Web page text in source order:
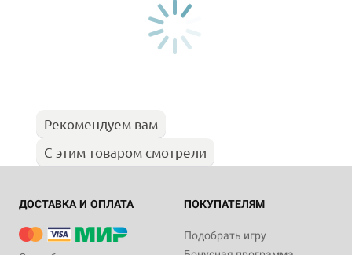
Рекомендуем вам
С этим товаром смотрели
ДОСТАВКА И ОПЛАТА ПОКУПАТЕЛЯМ
Подобрать игру